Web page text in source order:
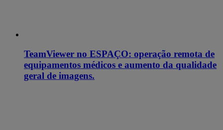
TeamViewer no ESPAÇO: operação remota de
equipamentos médicos e aumento da qualidade
geral de imagens.